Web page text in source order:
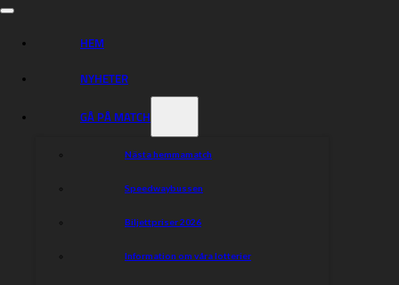
HEM
NYHETER
GÅ PÅ MATCH
Nästa hemmamatch
Speedwaybussen
Biljettpriser 2026
Information om våra lotterier